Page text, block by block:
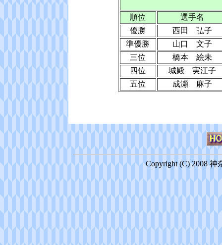
順位
選手名
優勝
西田 弘子
準優勝
山口 文子
三位
橋本 絵未
四位
城殿 実江子
五位
成瀬 麻子
Copyright (C) 2008 神